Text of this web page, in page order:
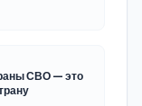
СВО — это